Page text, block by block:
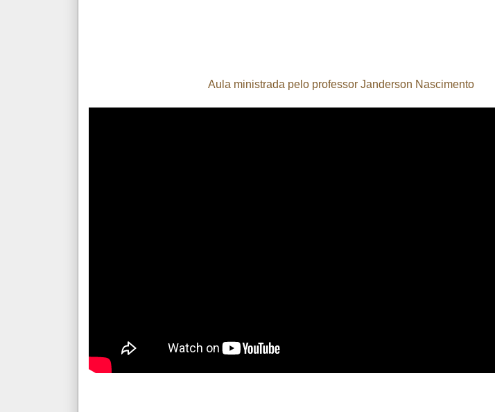
Aula ministrada pelo professor Janderson Nascimento